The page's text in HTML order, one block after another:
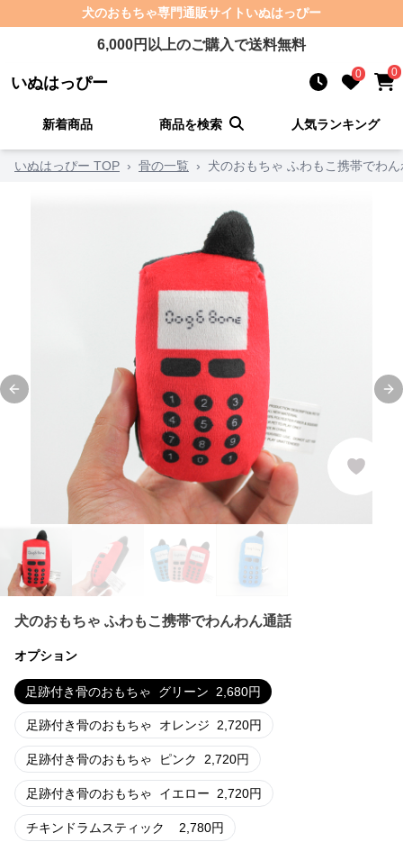
犬のおもちゃ専門通販サイト いぬはっぴー
6,000円以上のご購入で送料無料
いぬはっぴー 0 0
新着商品 商品を検索 人気ランキング
いぬはっぴー TOP › 骨の一覧 › 犬のおもちゃ ふわもこ携帯でわ
Previous slide
犬のおもちゃ ふわもこ携帯でわんわん通話
オプション
足跡付き骨のおもちゃ グリーン 2,680円
足跡付き骨のおもちゃ オレンジ 2,720円
足跡付き骨のおもちゃ ピンク 2,720円
足跡付き骨のおもちゃ イエロー 2,720円
チキンドラムスティック 2,780円